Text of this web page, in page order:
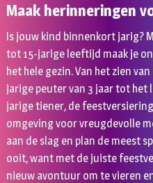
Maak herinneringen
Is jouw kind binnenkort jarig?
tot 15-jarige leeftijd maak je
het hele gezin. Van het zien
jarige peuter van 3 jaar tot het
jarige tiener, de
omgeving voor vreugdevolle
aan de slag en plan de meest
ooit, want met de juiste
nieuw avontuur om te vieren